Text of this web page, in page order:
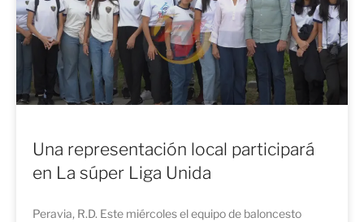
Una representación local participará
en La súper Liga Unida
Peravia, R.D. Este miércoles el equipo de baloncesto